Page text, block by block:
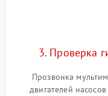
3. Проверка
Прозвонка
двигателей